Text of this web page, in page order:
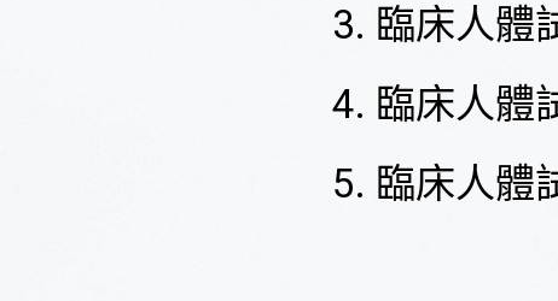
3. 臨床人體
4. 臨床人體
5. 臨床人體